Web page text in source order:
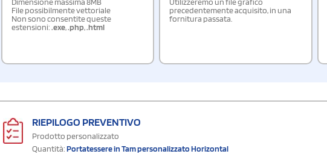
File possibilmente vettoriale
Non sono consentite queste
estensioni:.exe,.php,.html
precedentemente acquisito, in una
fornitura passata.
RIEPILOGO PREVENTIVO
Prodotto personalizzato
Quantità:Portatessere in Tam personalizzato Horizontal